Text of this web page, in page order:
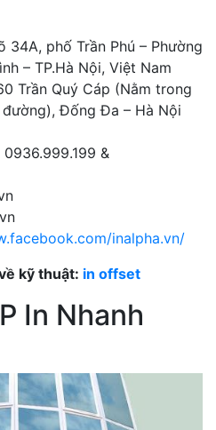
34A, phố Trần Phú – Phường
– TP.Hà Nội, Việt Nam
Trần Quý Cáp (Nằm trong
Đống Đa – Hà Nội
0936.999.199 &
inalpha.vn/
kỹ thuật: in offset
In Nhanh